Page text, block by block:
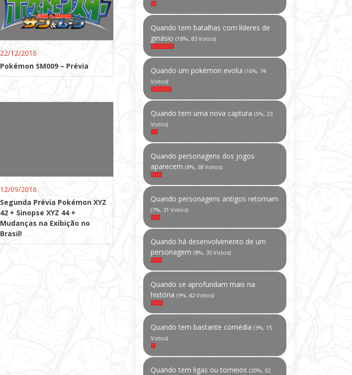
22/12/2016
Pokémon SM009 – Prévia
12/09/2016
Segunda Prévia Pokémon XYZ
42 + Sinopse XYZ 44 +
Mudanças na Exibição no
Brasil!
Quando tem batalhas com líderes de
ginásio (18%, 83 Votos)
Quando um pokémon evolui (16%, 74
Votos)
Quando tem uma nova captura (5%, 23
Votos)
Quando personagens dos jogos
aparecem (8%, 38 Votos)
Quando personagens antigos retornam
(7%, 31 Votos)
Quando há desenvolvimento de um
personagem (8%, 35 Votos)
Quando se aprofundam mais na
história (9%, 42 Votos)
Quando tem bastante comédia (3%, 15
Votos)
Quando tem ligas ou torneios (20%, 92